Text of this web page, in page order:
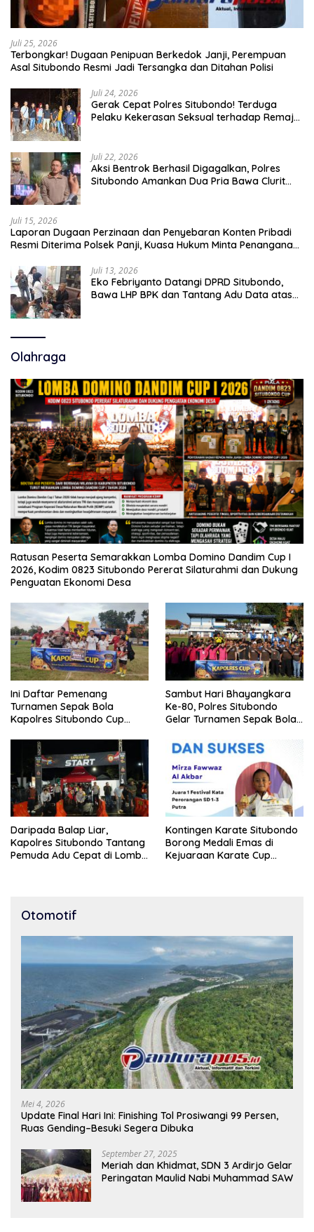
Juli 25, 2026
Terbongkar! Dugaan Penipuan Berkedok Janji, Perempuan
Asal Situbondo Resmi Jadi Tersangka dan Ditahan Polisi
Juli 24, 2026
Gerak Cepat Polres Situbondo! Terduga
Pelaku Kekerasan Seksual terhadap Remaja
Juli 22, 2026
Aksi Bentrok Berhasil Digagalkan, Polres
Situbondo Amankan Dua Pria Bawa Clurit
Juli 15, 2026
Laporan Dugaan Perzinaan dan Penyebaran Konten Pribadi
Resmi Diterima Polsek Panji, Kuasa Hukum Minta Penanganan
Juli 13, 2026
Eko Febriyanto Datangi DPRD Situbondo,
Bawa LHP BPK dan Tantang Adu Data atas
Olahraga
Ratusan Peserta Semarakkan Lomba Domino Dandim Cup I
2026, Kodim 0823 Situbondo Pererat Silaturahmi dan Dukung
Penguatan Ekonomi Desa
Ini Daftar Pemenang
Turnamen Sepak Bola
Kapolres Situbondo Cup
10 Tahun
Sambut Hari Bhayangkara
Ke-80, Polres Situbondo
Gelar Turnamen Sepak Bola
Daripada Balap Liar,
Kapolres Situbondo Tantang
Pemuda Adu Cepat di Lomba
Kontingen Karate Situbondo
Borong Medali Emas di
Kejuaraan Karate Cup
Otomotif
Mei 4, 2026
Update Final Hari Ini: Finishing Tol Prosiwangi 99 Persen,
Ruas Gending–Besuki Segera Dibuka
September 27, 2025
Meriah dan Khidmat, SDN 3 Ardirjo Gelar
Peringatan Maulid Nabi Muhammad SAW